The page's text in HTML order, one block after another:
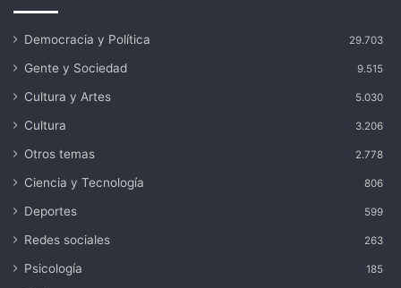
Democracia y Política 29.703
Gente y Sociedad 9.515
Cultura y Artes 5.030
Cultura 3.206
Otros temas 2.778
Ciencia y Tecnología 806
Deportes 599
Redes sociales 263
Psicología 185